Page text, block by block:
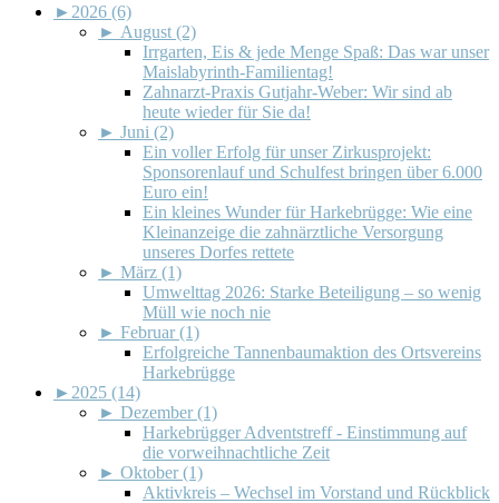
► 2026 (6)
► August (2)
Irrgarten, Eis & jede Menge Spaß: Das war unser
Maislabyrinth-Familientag!
Zahnarzt-Praxis Gutjahr-Weber: Wir sind ab
heute wieder für Sie da!
► Juni (2)
Ein voller Erfolg für unser Zirkusprojekt:
Sponsorenlauf und Schulfest bringen über 6.000
Euro ein!
Ein kleines Wunder für Harkebrügge: Wie eine
Kleinanzeige die zahnärztliche Versorgung
unseres Dorfes rettete
► März (1)
Umwelttag 2026: Starke Beteiligung – so wenig
Müll wie noch nie
► Februar (1)
Erfolgreiche Tannenbaumaktion des Ortsvereins
Harkebrügge
► 2025 (14)
► Dezember (1)
Harkebrügger Adventstreff - Einstimmung auf
die vorweihnachtliche Zeit
► Oktober (1)
Aktivkreis – Wechsel im Vorstand und Rückblick